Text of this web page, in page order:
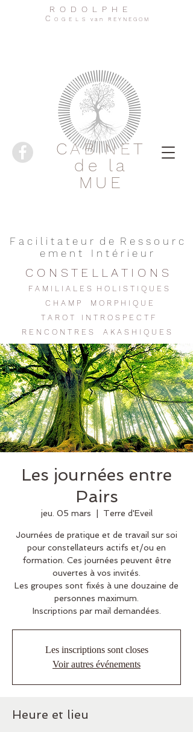
CABINET
de la
MUE
C O N S T E L L A T I O N S
F A M I L I A L E S H O L I S T I Q U E S
C H A M P M O R P H I Q U E
T A R O T I N T R O S P E C T F
R E N C O N T R E S A K A S H I Q U E S
R O D O L P H E
C O G E L S v a n R E Y N E G O M
F a c i l i t a t e u r d e R e s s o u r c
e m e n t I n t é r i e u r
Les journées entre
Pairs
jeu. 05 mars Terre d'Eveil
Journées de pratique et de travail sur soi
pour constellateurs actifs et/ou en
formation. Ces journées peuvent être
ouvertes à vos invités.
Les groupes sont fixés à une douzaine de
personnes maximum.
Inscriptions par mail demandées.
Les inscriptions sont closes
Voir autres événements
Heure et lieu